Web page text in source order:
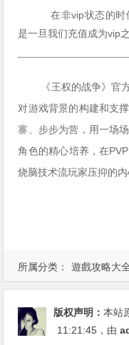
所属分类： 遊戲攻略大
在非vip状态的时
是一旦我们充值成为vip
《王权的战争》官
对游戏背景的构建和支
寨、步步为营，用一场
角色的精心培养，在
烧脑技术流玩家压抑的
版权声明：本站
11:21:45 ，由